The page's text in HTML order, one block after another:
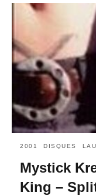
2001 DISQUES
Mystick
King –